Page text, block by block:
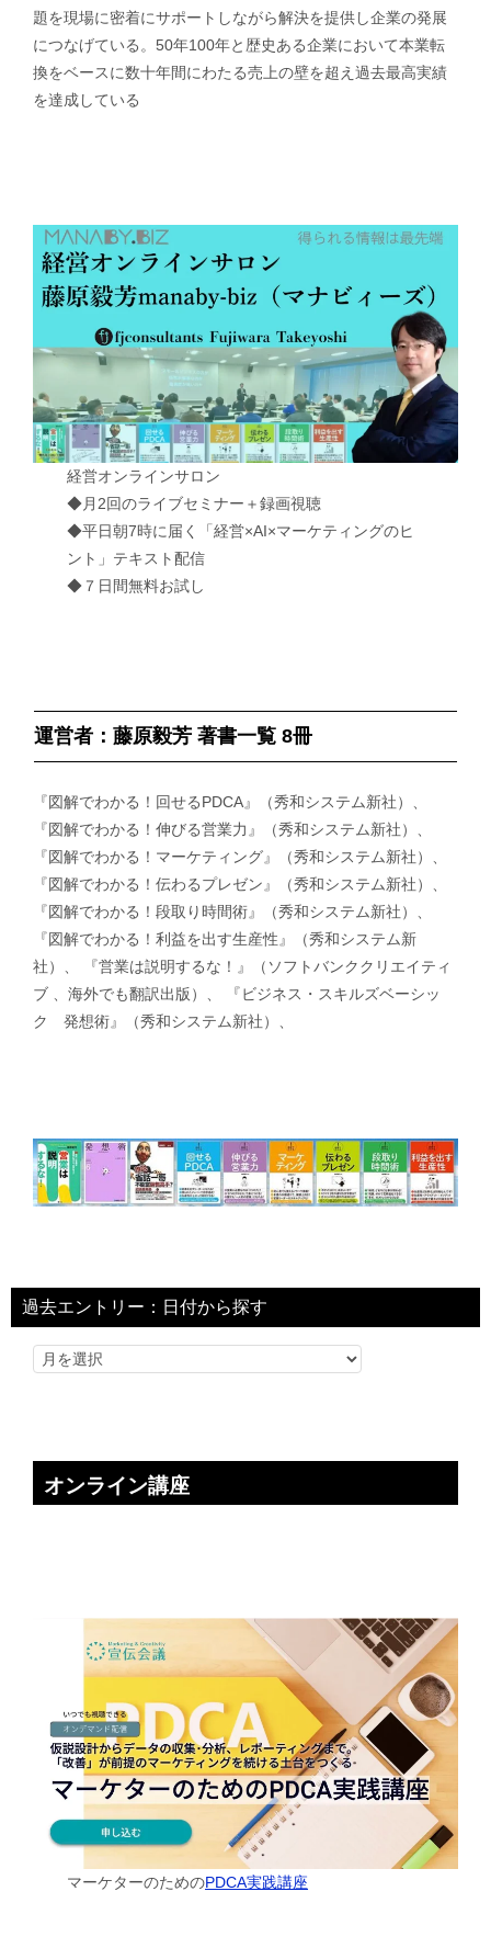
題を現場に密着にサポートしながら解決を提供し企業の発展
につなげている。50年100年と歴史ある企業において本業転
換をベースに数十年間にわたる売上の壁を超え過去最高実績
を達成している
経営オンラインサロン
◆月2回のライブセミナー＋録画視聴
◆平日朝7時に届く「経営×AI×マーケティングのヒ
ント」テキスト配信
◆７日間無料お試し
運営者：藤原毅芳 著書一覧 8冊
『図解でわかる！回せるPDCA』（秀和システム新社）、
『図解でわかる！伸びる営業力』（秀和システム新社）、
『図解でわかる！マーケティング』（秀和システム新社）、
『図解でわかる！伝わるプレゼン』（秀和システム新社）、
『図解でわかる！段取り時間術』（秀和システム新社）、
『図解でわかる！利益を出す生産性』（秀和システム新
社）、 『営業は説明するな！』（ソフトバンククリエイティ
ブ 、海外でも翻訳出版）、 『ビジネス・スキルズベーシッ
ク 発想術』（秀和システム新社）、
過去エントリー：日付から探す
オンライン講座
マーケターのためのPDCA実践講座